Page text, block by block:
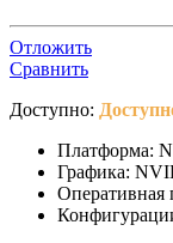
Отложить
Сравнить
Доступно:
Платформа:
Графика:
Оперативная